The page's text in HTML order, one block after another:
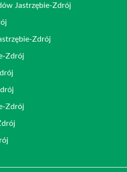
Jastrzębie-Zdrój
Zdrój
Zdrój
Zdrój